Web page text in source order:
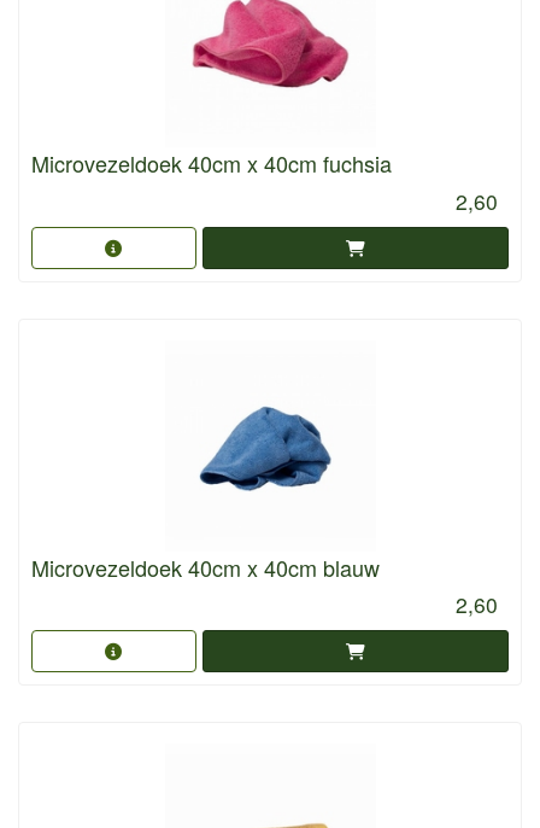
Microvezeldoek 40cm x 40cm fuchsia
2,60
Microvezeldoek 40cm x 40cm blauw
2,60